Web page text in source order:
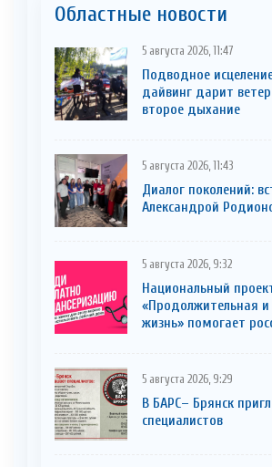
Областные новости
5 августа 2026, 11:47
Подводное
дайвинг дарит
второе дыхание
5 августа 2026, 11:43
Диалог поколений:
Александрой
5 августа 2026, 9:32
Национальный
«Продолжительная и
жизнь» помогает
5 августа 2026, 9:29
В БАРС– Брянcк
cпециaлистoв